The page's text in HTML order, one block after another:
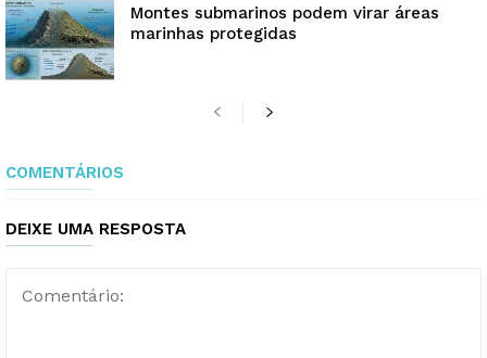
Montes submarinos podem virar áreas
marinhas protegidas
COMENTÁRIOS
DEIXE UMA RESPOSTA